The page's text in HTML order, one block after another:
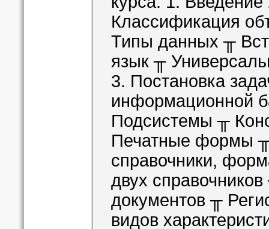
Классификация
Типы данных ╥
язык ╥
3. Постановка
информационной
Подсистемы ╥
Печатные формы
справочники,
двух
документов ╥
видов